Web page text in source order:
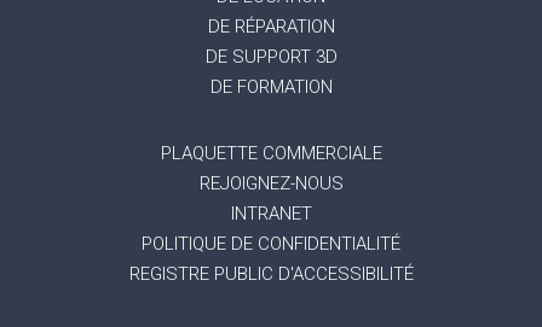
DE RÉPARATION
DE SUPPORT 3D
DE FORMATION
PLAQUETTE COMMERCIALE
REJOIGNEZ-NOUS
INTRANET
POLITIQUE DE CONFIDENTIALITÉ
REGISTRE PUBLIC D'ACCESSIBILITÉ